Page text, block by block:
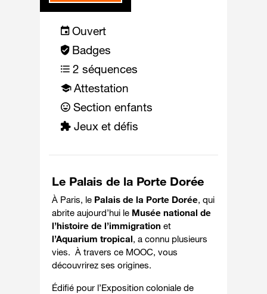
Ouvert
Badges
2 séquences
Attestation
Section enfants
Jeux et défis
Le Palais de la Porte Dorée
À Paris, le Palais de la Porte Dorée, qui
abrite aujourd’hui le Musée national de
l’histoire de l’immigrationet
l’Aquarium tropical, a connu plusieurs
vies. À travers ce MOOC, vous
découvrirez ses origines.
Édifié pour l’Exposition coloniale de